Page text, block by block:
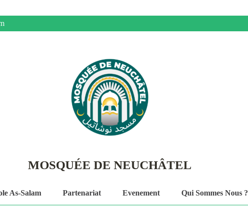
MOSQUÉE DE NEUCHÂTEL
As-Salam Partenariat Evenement Qui Sommes Nous ?